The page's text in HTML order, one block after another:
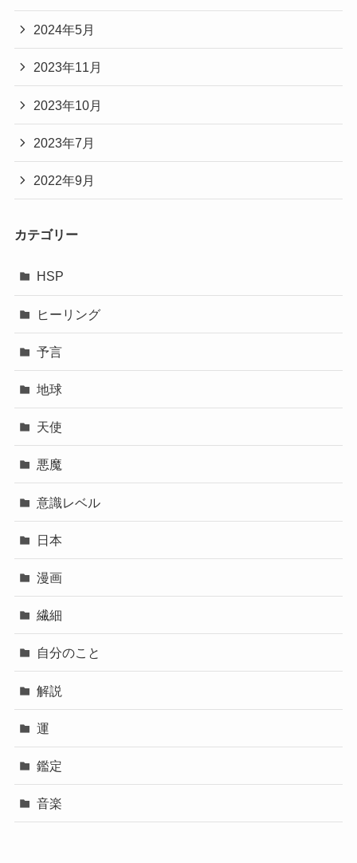
2024年5月
2023年11月
2023年10月
2023年7月
2022年9月
カテゴリー
HSP
ヒーリング
予言
地球
天使
悪魔
意識レベル
日本
漫画
繊細
自分のこと
解説
運
鑑定
音楽